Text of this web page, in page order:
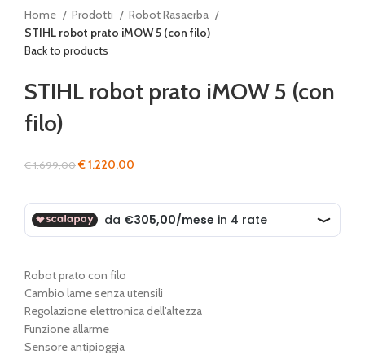
Home Prodotti
Robot Rasaerba
STIHL robot prato iMOW 5 (con filo)
Back to products
STIHL robot prato iMOW 5 (con
filo)
€1.699,00Il
era:
€ 1.699,00.
€1.220,00
è:
€ 1.220,00.
Robot prato con filo
Cambio lame senza utensili
Regolazione elettronica dell’altezza
Funzione allarme
Sensore antipioggia